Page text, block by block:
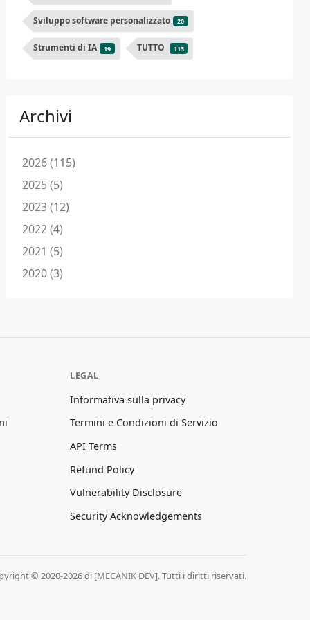
Sviluppo software personalizzato 20
Strumenti di IA 19 TUTTO 113
Archivi
2026 (115)
2025 (5)
2023 (12)
2022 (4)
2021 (5)
2020 (3)
LEGAL
Informativa sulla privacy
Termini e Condizioni di Servizio
API Terms
Refund Policy
Vulnerability Disclosure
Security Acknowledgements
© 2020-2026 di [MECANIK DEV]. Tutti i diritti riservati.